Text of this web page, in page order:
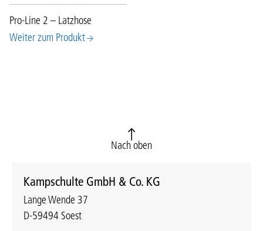
Pro-Line 2 – Latzhose
Weiter zum Produkt
Nach oben
Kampschulte GmbH & Co. KG
Lange Wende 37
D-59494 Soest